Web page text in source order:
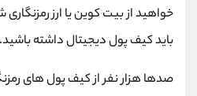
خواهید از بیت کوین یا ارز
باید کیف پول دیجیتال داشته باشید.
صدها هزار نفر از کیف پول های